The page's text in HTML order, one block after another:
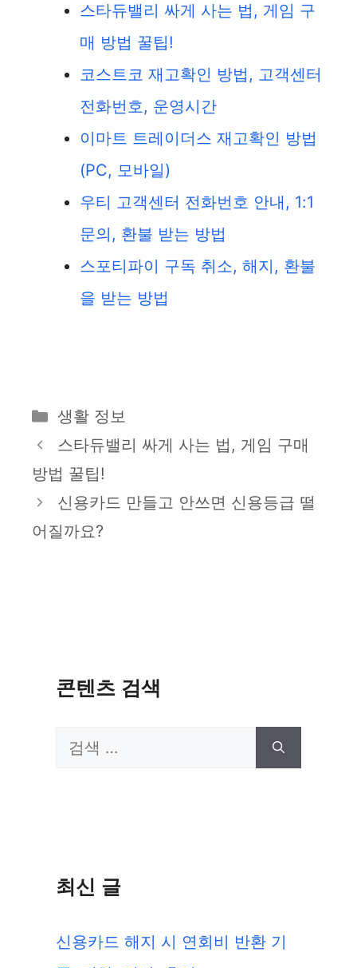
스타듀밸리 싸게 사는 법, 게임 구
매 방법 꿀팁!
코스트코 재고확인 방법, 고객센터
전화번호, 운영시간
이마트 트레이더스 재고확인 방법
(PC, 모바일)
우티 고객센터 전화번호 안내, 1:1
문의, 환불 받는 방법
스포티파이 구독 취소, 해지, 환불
을 받는 방법
카
테
리
생활 정보
스타듀밸리 싸게 사는 법, 게임 구매
방법 꿀팁!
신용카드 만들고 안쓰면 신용등급 떨
어질까요?
콘텐츠 검색
검
최신 글
신용카드 해지 시 연회비 반환 기